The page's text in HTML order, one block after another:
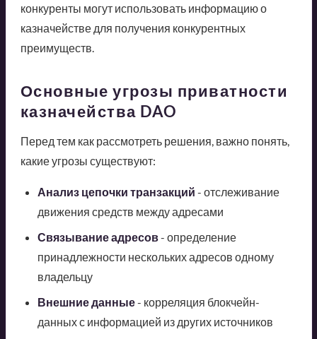
конкуренты могут использовать информацию о
казначействе для получения конкурентных
преимуществ.
Основные угрозы приватности
казначейства DAO
Перед тем как рассмотреть решения, важно понять,
какие угрозы существуют:
Анализ цепочки транзакций - отслеживание
движения средств между адресами
Связывание адресов- определение
принадлежности нескольких адресов одному
владельцу
Внешние данные- корреляция блокчейн-
данных с информацией из других источников